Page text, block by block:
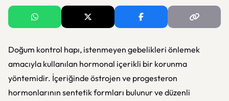
Doğum kontrol hapı, istenmeyen gebelikleri önlemek
amacıyla kullanılan hormonal içerikli bir korunma
yöntemidir. İçeriğinde östrojen ve progesteron
hormonlarının sentetik formları bulunur ve düzenli